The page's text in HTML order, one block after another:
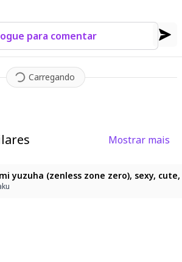
para comentar
Carregando
Mostrar mais
yuzuha (zenless zone zero), sexy,